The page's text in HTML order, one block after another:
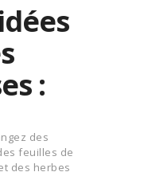
:
des
feuilles de
des herbes